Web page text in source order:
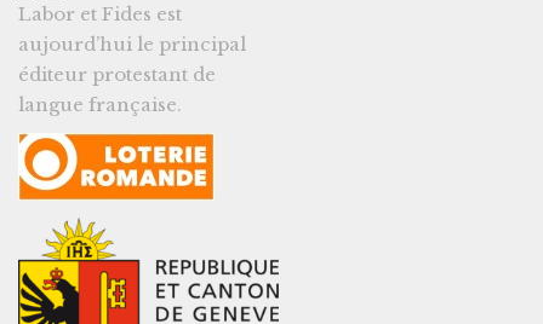
Labor et Fides est
aujourd’hui le principal
éditeur protestant de
langue française.